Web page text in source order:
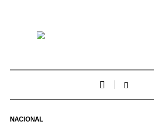
NACIONAL